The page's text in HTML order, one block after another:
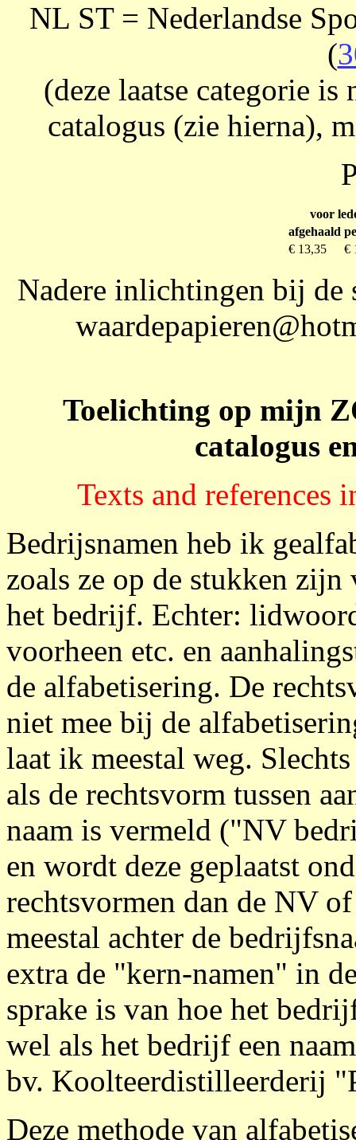
NL ST = Nederlandse
(
(deze laatse categorie
catalogus (zie hierna),
voor
afgehaald
€ 13,35
€
Nadere inlichtingen bij de
Toelichting op mijn
catalogus
Texts and references
Bedrijsnamen heb ik
zoals ze op de stukken
het bedrijf. Echter:
voorheen etc. en
de alfabetisering. De
niet mee bij de
laat ik meestal weg.
als de rechtsvorm tussen
naam is vermeld ("NV
en wordt deze geplaatst
rechtsvormen dan de NV
meestal achter de
extra de "kern-namen" in
sprake is van hoe het
wel als het bedrijf een
bv. Koolteerdistilleerderij
Deze methode van